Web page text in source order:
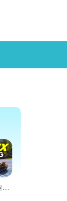
Apex竞速免费原版